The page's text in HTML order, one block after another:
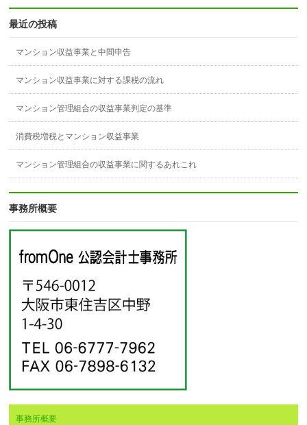
最近の投稿
マンション収益事業と中間申告
マンション収益事業に対する課税の流れ
マンション管理組合の収益事業判定の基準
消費税増税とマンション収益事業
マンション管理組合の収益事業に関するあれこれ
事務所概要
事務所概要